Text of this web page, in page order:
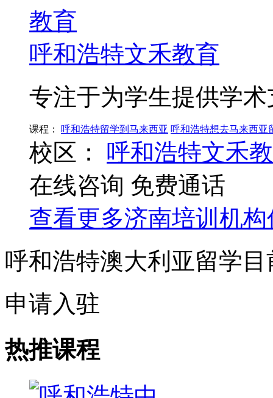
呼和浩特文禾教育
专注于为学生提供学
课程： 呼和浩特留学到马来西亚 呼和浩特想去马来西亚
校区：
呼和浩特文禾
在线咨询 免费通话
查看更多济南培训机构
呼和浩特澳大利亚留学
申请入驻
热推课程